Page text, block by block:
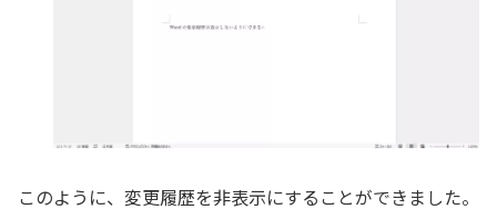
このように、変更履歴を非表示にすることができました。